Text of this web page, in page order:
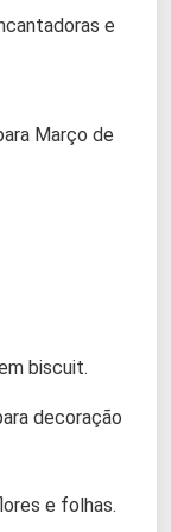
e
biscuit.
decoração
e folhas.